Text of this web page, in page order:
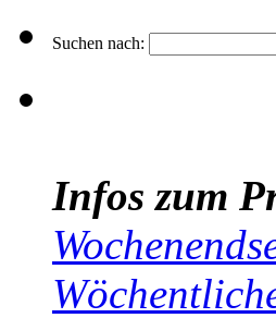
Suchen nach:
Infos zum